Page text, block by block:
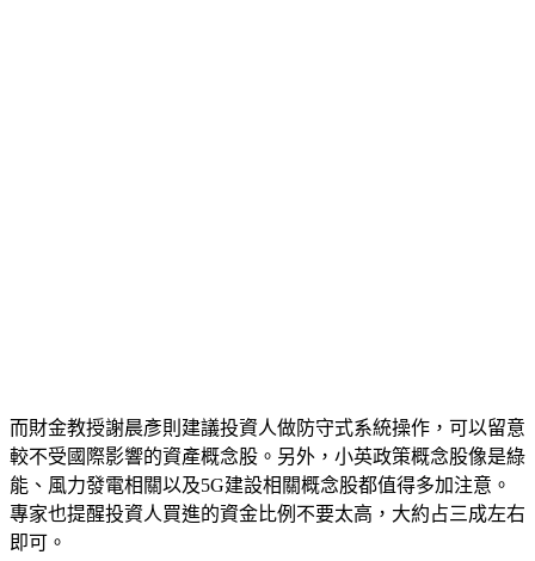
而財金教授謝晨彥則建議投資人做防守式系統操作，可以留意
較不受國際影響的資產概念股。另外，小英政策概念股像是綠
能、風力發電相關以及5G建設相關概念股都值得多加注意。
專家也提醒投資人買進的資金比例不要太高，大約占三成左右